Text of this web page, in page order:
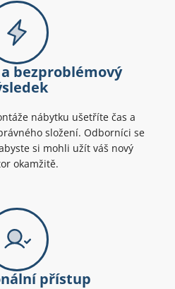
bezproblémový
nábytku ušetříte čas a
složení. Odborníci se
si mohli užít váš nový
okamžitě.
přístup